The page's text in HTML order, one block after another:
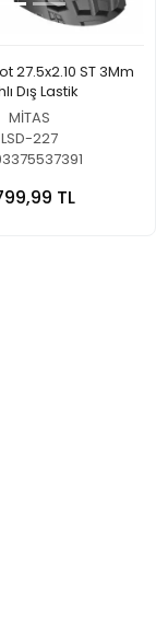
27.5x2.10 ST 3Mm
Dış Lastik
MİTAS
LSD-227
TL